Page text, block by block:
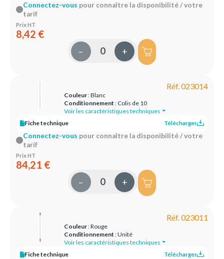
Connectez-vous pour connaître la disponibilité / votre
tarif
Prix HT
8,42 €
– +
Réf. 023014
Couleur: Blanc
Conditionnement : Colis de 10
Voir les caractéristiques techniques
Fiche technique
Télécharger
Connectez-vous pour connaître la disponibilité / votre
tarif
Prix HT
84,21 €
– +
Réf. 023011
Couleur: Rouge
Conditionnement : Unité
Voir les caractéristiques techniques
Fiche technique
Télécharger